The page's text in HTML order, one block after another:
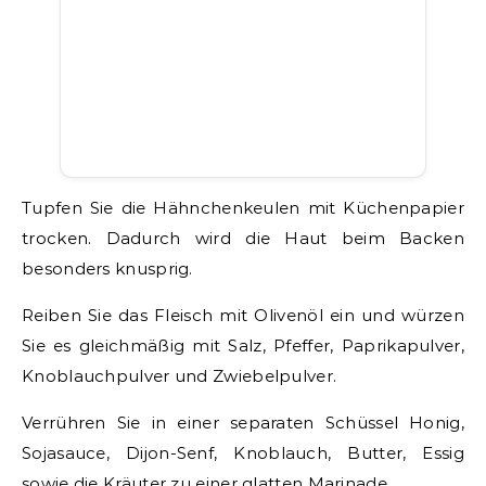
Tupfen Sie die Hähnchenkeulen mit Küchenpapier
trocken. Dadurch wird die Haut beim Backen
besonders knusprig.
Reiben Sie das Fleisch mit Olivenöl ein und würzen
Sie es gleichmäßig mit Salz, Pfeffer, Paprikapulver,
Knoblauchpulver und Zwiebelpulver.
Verrühren Sie in einer separaten Schüssel Honig,
Sojasauce, Dijon-Senf, Knoblauch, Butter, Essig